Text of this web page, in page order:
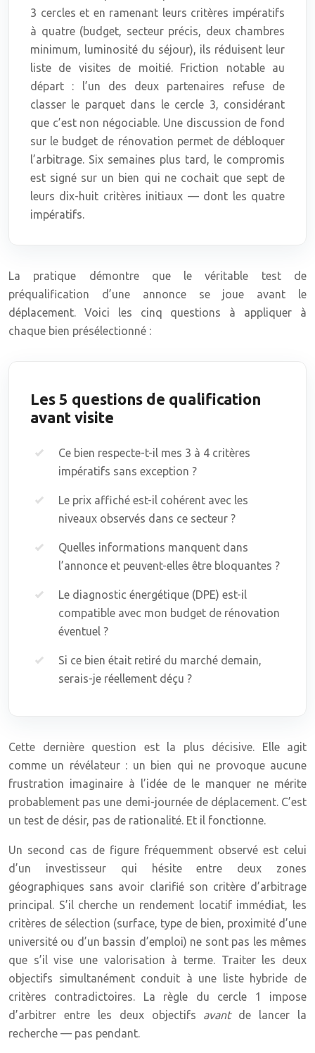
3 cercles et en ramenant leurs critères impératifs
à quatre (budget, secteur précis, deux chambres
minimum, luminosité du séjour), ils réduisent leur
liste de visites de moitié. Friction notable au
départ : l’un des deux partenaires refuse de
classer le parquet dans le cercle 3, considérant
que c’est non négociable. Une discussion de fond
sur le budget de rénovation permet de débloquer
l’arbitrage. Six semaines plus tard, le compromis
est signé sur un bien qui ne cochait que sept de
leurs dix-huit critères initiaux — dont les quatre
impératifs.
La pratique démontre que le véritable test de
préqualification d’une annonce se joue avant le
déplacement. Voici les cinq questions à appliquer à
chaque bien présélectionné :
Les 5 questions de qualification
avant visite
Ce bien respecte-t-il mes 3 à 4 critères
impératifs sans exception ?
Le prix affiché est-il cohérent avec les
niveaux observés dans ce secteur ?
Quelles informations manquent dans
l’annonce et peuvent-elles être bloquantes ?
Le diagnostic énergétique (DPE) est-il
compatible avec mon budget de rénovation
éventuel ?
Si ce bien était retiré du marché demain,
serais-je réellement déçu ?
Cette dernière question est la plus décisive. Elle agit
comme un révélateur : un bien qui ne provoque aucune
frustration imaginaire à l’idée de le manquer ne mérite
probablement pas une demi-journée de déplacement. C’est
un test de désir, pas de rationalité. Et il fonctionne.
Un second cas de figure fréquemment observé est celui
d’un investisseur qui hésite entre deux zones
géographiques sans avoir clarifié son critère d’arbitrage
principal. S’il cherche un rendement locatif immédiat, les
critères de sélection (surface, type de bien, proximité d’une
université ou d’un bassin d’emploi) ne sont pas les mêmes
que s’il vise une valorisation à terme. Traiter les deux
objectifs simultanément conduit à une liste hybride de
critères contradictoires. La règle du cercle 1 impose
d’arbitrer entre les deux objectifs avantde lancer la
recherche — pas pendant.